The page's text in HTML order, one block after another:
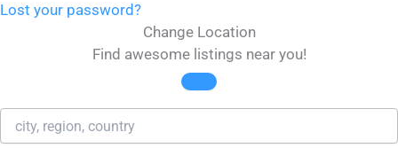
Lost your password?
Change Location
Find awesome listings near you!